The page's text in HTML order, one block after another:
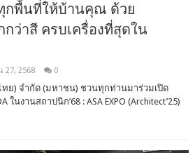
กพื้นที่ให้บ้านคุณ ด้วย
ว่าสี ครบเครื่องที่สุดใน
27, 2568 0
ทย) จำกัด (มหาชน) ชวนทุกท่านมาร่วมเปิด
นงานสถาปนิก’68 : ASA EXPO (Architect’25)